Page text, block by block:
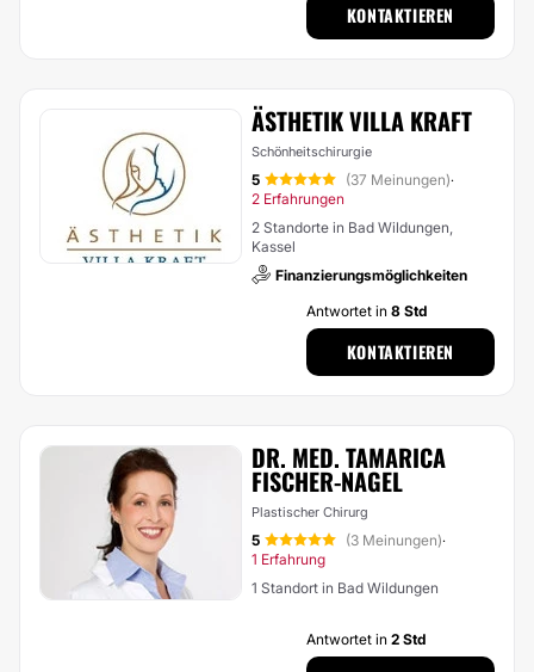
KONTAKTIEREN
ÄSTHETIK VILLA KRAFT
Schönheitschirurgie
5 (37 Meinungen)·
2 Erfahrungen
2 Standorte in Bad Wildungen,
Kassel
Finanzierungsmöglichkeiten
Antwortet in 8 Std
KONTAKTIEREN
DR. MED. TAMARICA
FISCHER-NAGEL
Plastischer Chirurg
5 (3 Meinungen)·
1 Erfahrung
1 Standort in Bad Wildungen
Antwortet in 2 Std